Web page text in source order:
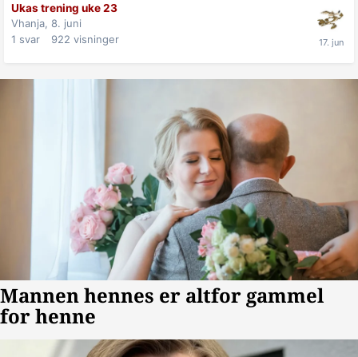
Ukas trening uke 23
Vhanja, 8. juni
1 svar 922 visninger